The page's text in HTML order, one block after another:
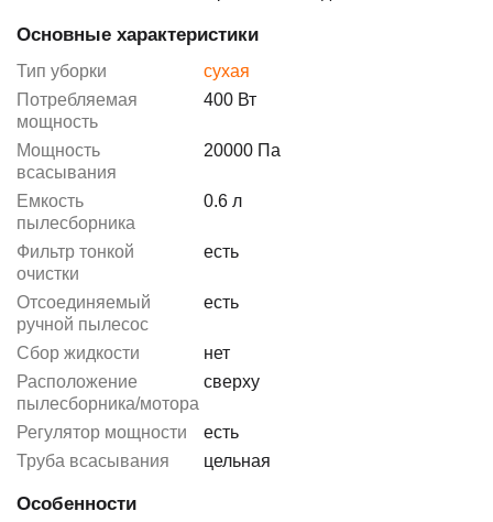
Основные характеристики
Тип уборки
сухая
Потребляемая
мощность
400 Вт
Мощность
всасывания
20000 Па
Емкость
пылесборника
0.6 л
Фильтр тонкой
очистки
есть
Отсоединяемый
ручной пылесос
есть
Сбор жидкости
нет
Расположение
пылесборника/мотора
сверху
Регулятор мощности
есть
Труба всасывания
цельная
Особенности